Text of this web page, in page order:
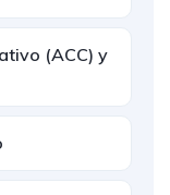
(ACC) y